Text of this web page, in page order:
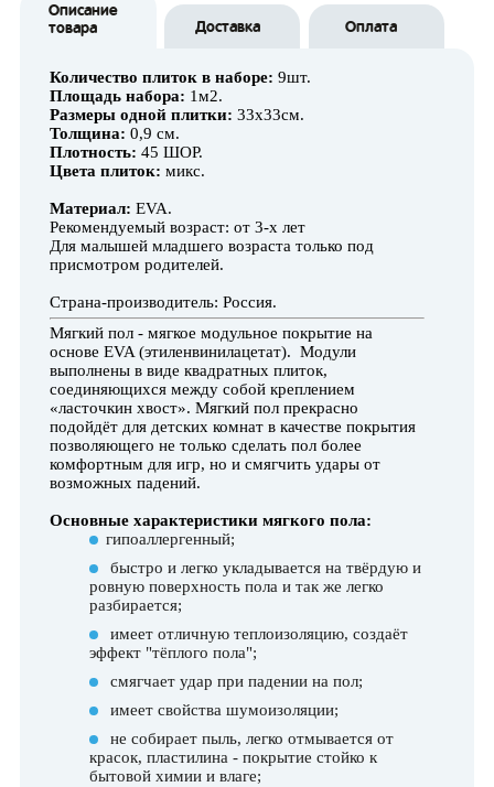
Описание
товара
Доставка Оплата
Количество плиток в наборе: 9шт.
Площадь набора: 1м2.
Размеры одной плитки: 33х33см.
Толщина: 0,9 см.
Плотность: 45 ШОР.
Цвета плиток: микс.
Материал: EVA.
Рекомендуемый возраст: от 3-х лет
Для малышей младшего возраста только под
присмотром родителей.
Страна-производитель: Россия.
Мягкий пол - мягкое модульное покрытие на
основе EVA (этиленвинилацетат). Модули
выполнены в виде квадратных плиток,
соединяющихся между собой креплением
«ласточкин хвост». Мягкий пол прекрасно
подойдёт для детских комнат в качестве покрытия
позволяющего не только сделать пол более
комфортным для игр, но и смягчить удары от
возможных падений.
Основные характеристики мягкого пола:
гипоаллергенный;
быстро и легко укладывается на твёрдую и
ровную поверхность пола и так же легко
разбирается;
имеет отличную теплоизоляцию, создаёт
эффект "тёплого пола";
смягчает удар при падении на пол;
имеет свойства шумоизоляции;
не собирает пыль, легко отмывается от
красок, пластилина - покрытие стойко к
бытовой химии и влаге;